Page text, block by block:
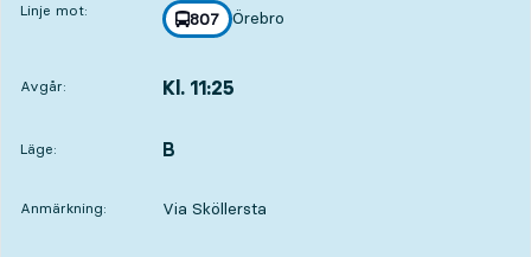
Linje mot: linje
807
mot
Örebro
,
Avgår: Kl. 11:25
Läge:
LÄGE, B
,
Anmärkning: Via Sköllersta